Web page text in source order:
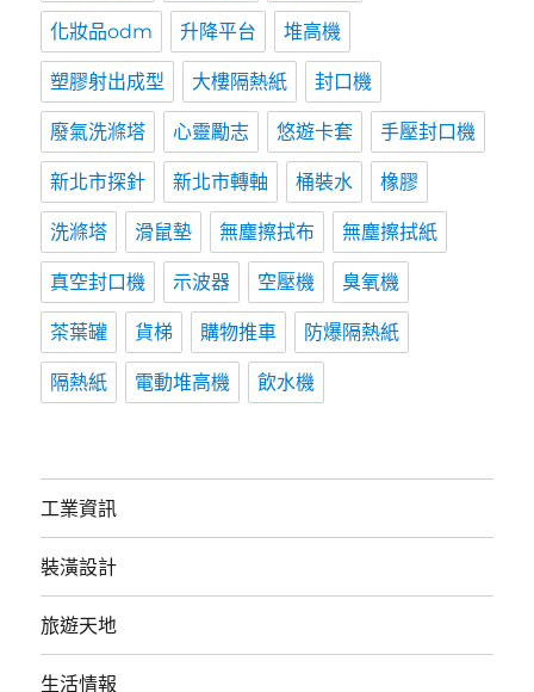
化妝品odm 升降平台 堆高機
塑膠射出成型 大樓隔熱紙 封口機
廢氣洗滌塔 心靈勵志 悠遊卡套 手壓封口機
新北市探針 新北市轉軸 桶裝水 橡膠
洗滌塔 滑鼠墊 無塵擦拭布 無塵擦拭紙
真空封口機 示波器 空壓機 臭氧機
茶葉罐 貨梯 購物推車 防爆隔熱紙
隔熱紙 電動堆高機 飲水機
工業資訊
裝潢設計
旅遊天地
生活情報